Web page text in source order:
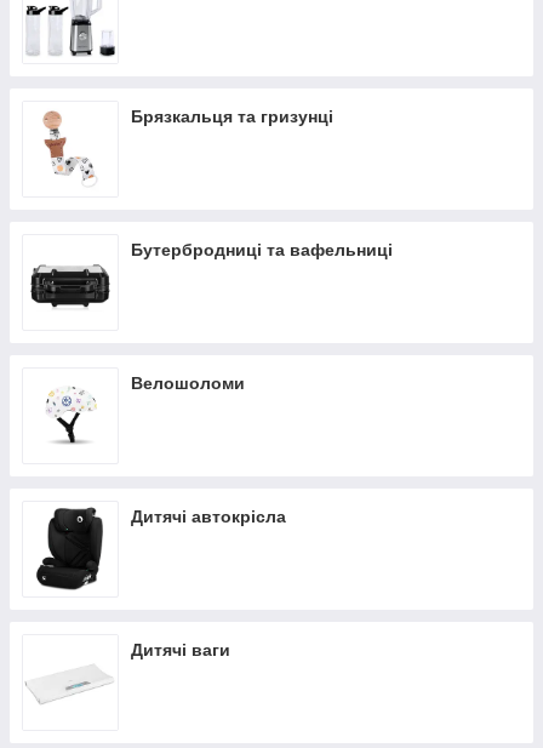
Брязкальця та гризунці
Бутербродниці та вафельниці
Велошоломи
Дитячі автокрісла
Дитячі ваги